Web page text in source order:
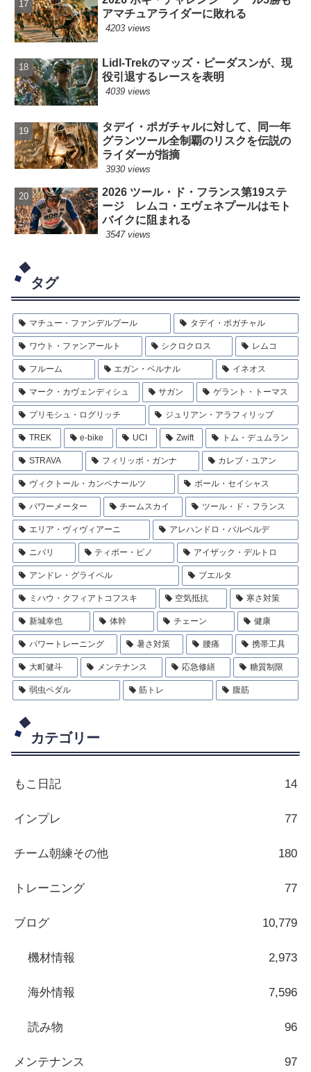
アマチュアライダーに敗れる
4203 views
Lidl-Trekのマッズ・ピーダスンが、現
役引退するレースを表明
4039 views
タデイ・ポガチャルに対して、同一年
グランツール全制覇のリスクを伝説の
ライダーが指摘
3930 views
2026 ツール・ド・フランス第19ステ
ージ レムコ・エヴェネプールはモト
バイクに阻まれる
3547 views
タグ
マチュー・ファンデルプール タデイ・ポガチャル
ワウト・ファンアールト シクロクロス レムコ
フルーム エガン・ベルナル イネオス
マーク・カヴェンディシュ サガン ゲラント・トーマス
プリモシュ・ログリッチ ジュリアン・アラフィリップ
TREK e-bike UCI Zwift トム・デュムラン
STRAVA フィリッポ・ガンナ カレブ・ユアン
ヴィクトール・カンペナールツ ポール・セイシャス
パワーメーター チームスカイ ツール・ド・フランス
エリア・ヴィヴィアーニ アレハンドロ・バルベルデ
ニバリ ティボー・ピノ アイザック・デルトロ
アンドレ・グライペル ブエルタ
ミハウ・クフィアトコフスキ 空気抵抗 寒さ対策
新城幸也 体幹 チェーン 健康
パワートレーニング 暑さ対策 腰痛 携帯工具
大町健斗 メンテナンス 応急修繕 糖質制限
弱虫ペダル 筋トレ 腹筋
カテゴリー
もこ日記 14
インプレ 77
チーム朝練その他 180
トレーニング 77
ブログ 10,779
機材情報 2,973
海外情報 7,596
読み物 96
メンテナンス 97